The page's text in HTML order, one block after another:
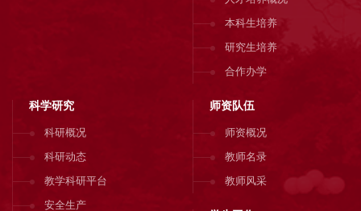
本科生培养
研究生培养
合作办学
科学研究
科研概况
科研动态
教学科研平台
安全生产
师资队伍
师资概况
教师名录
教师风采